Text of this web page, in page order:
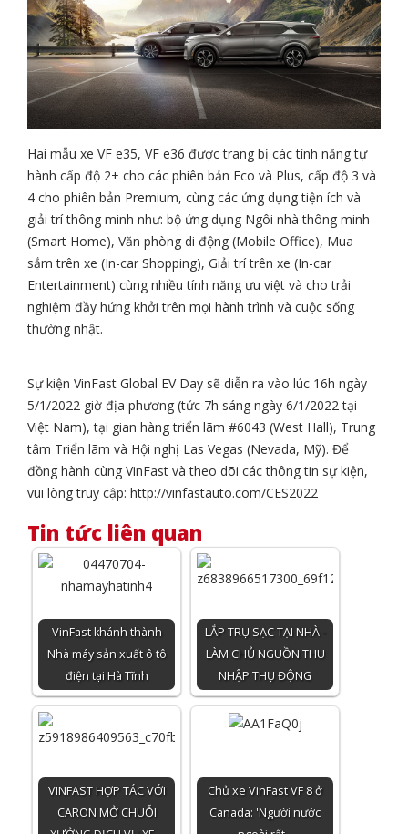
Hai mẫu xe VF e35, VF e36 được trang bị các tính năng tự
hành cấp độ 2+ cho các phiên bản Eco và Plus, cấp độ 3 và
4 cho phiên bản Premium, cùng các ứng dụng tiện ích và
giải trí thông minh như: bộ ứng dụng Ngôi nhà thông minh
(Smart Home), Văn phòng di động (Mobile Office), Mua
sắm trên xe (In-car Shopping), Giải trí trên xe (In-car
Entertainment) cùng nhiều tính năng ưu việt và cho trải
nghiệm đầy hứng khởi trên mọi hành trình và cuộc sống
thường nhật.
Sự kiện VinFast Global EV Day sẽ diễn ra vào lúc 16h ngày
5/1/2022 giờ địa phương (tức 7h sáng ngày 6/1/2022 tại
Việt Nam), tại gian hàng triển lãm #6043 (West Hall), Trung
tâm Triển lãm và Hội nghị Las Vegas (Nevada, Mỹ). Để
đồng hành cùng VinFast và theo dõi các thông tin sự kiện,
vui lòng truy cập: http://vinfastauto.com/CES2022
Tin tức liên quan
VinFast khánh thành
Nhà máy sản xuất ô tô
điện tại Hà Tĩnh
LẮP TRỤ SẠC TẠI NHÀ -
LÀM CHỦ NGUỒN THU
NHẬP THỤ ĐỘNG
VINFAST HỢP TÁC VỚI
CARON MỞ CHUỖI
Chủ xe VinFast VF 8 ở
Canada: 'Người nước